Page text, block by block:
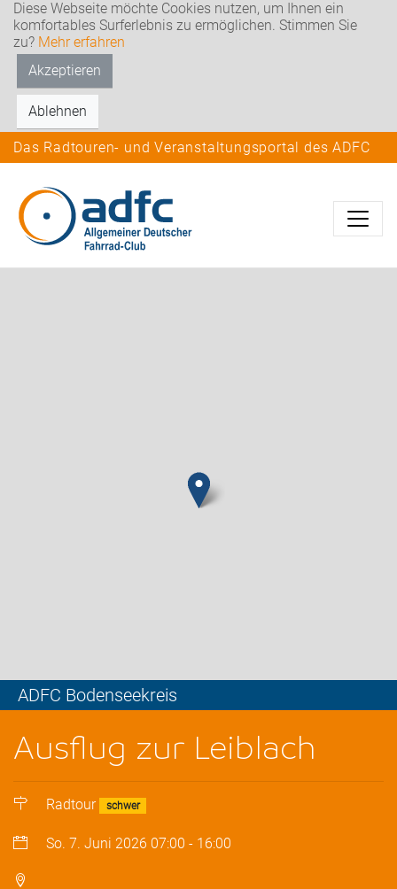
Diese Webseite möchte Cookies nutzen, um Ihnen ein
komfortables Surferlebnis zu ermöglichen. Stimmen Sie
zu? Mehr erfahren
Akzeptieren
Ablehnen
Das Radtouren- und Veranstaltungsportal des ADFC
ADFC Bodenseekreis
Ausflug zur Leiblach
Radtour schwer
So. 7. Juni 2026 07:00 - 16:00